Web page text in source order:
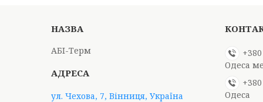
АБІ-Терм
ул. Чехова, 7, Вінниця, Україна
Одеса
Одеса